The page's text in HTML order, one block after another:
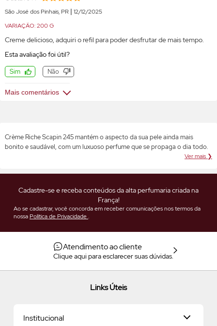
São José dos Pinhais, PR | 12/12/2025
VARIAÇÃO: 200 G
Creme delicioso, adquiri o refil para poder desfrutar de mais tempo.
Esta avaliação foi útil?
Sim Não
Mais comentários
Crème Riche Scapin 245 mantém o aspecto da sua pele ainda mais
bonito e saudável, com um luxuoso perfume que se propaga o dia todo.
Ver mais ❯
Cadastre-se e receba conteúdos da alta perfumaria criada na
França!
Ao se cadastrar, você concorda em receber comunicações nos termos da
nossa Política de Privacidade.
Atendimento ao cliente
Clique aqui para esclarecer suas dúvidas.
Links Úteis
Institucional